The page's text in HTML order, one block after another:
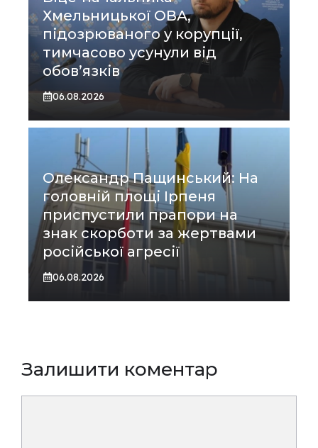
Хмельницької ОВА,
підозрюваного у корупції,
тимчасово усунули від
обов’язків
06.08.2026
Олександр Пащинський: На
головній площі Ірпеня
приспустили прапори на
знак скорботи за жертвами
російської агресії
06.08.2026
Залишити коментар